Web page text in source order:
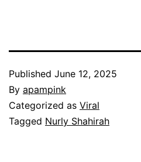
Published June 12, 2025
By apampink
Categorized as Viral
Tagged Nurly Shahirah